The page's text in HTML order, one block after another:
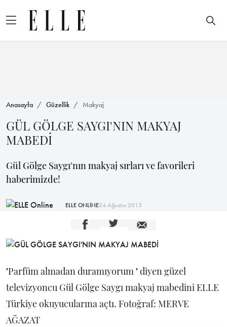
Anasayfa Güzellik Makyaj
GÜL GÖLGE SAYGI'NIN MAKYAJ
MABEDİ
Gül Gölge Saygı'nın makyaj sırları ve favorileri
haberimizde!
ELLE ONLİNE24 Ağustos 2015
'Parfüm almadan duramıyorum'diyen güzel
televizyoncu Gül Gölge Saygı makyaj mabedini ELLE
Türkiye okuyucularına açtı. Fotoğraf: MERVE
AĞAZAT